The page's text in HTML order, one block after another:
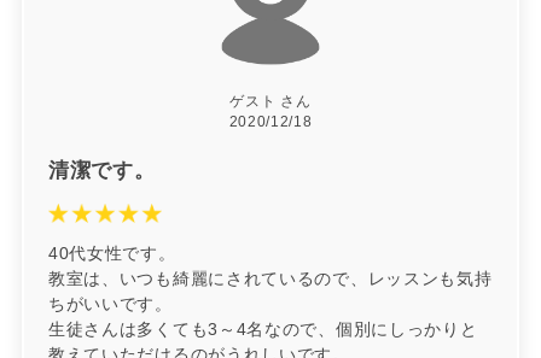
ゲスト さん
2020/12/18
清潔です。
40代女性です。
教室は、いつも綺麗にされているので、レッスンも気持
ちがいいです。
生徒さんは多くても3～4名なので、個別にしっかりと